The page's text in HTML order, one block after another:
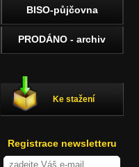
BISO-půjčovna
PRODÁNO - archiv
Ke stažení
Registrace newsletteru